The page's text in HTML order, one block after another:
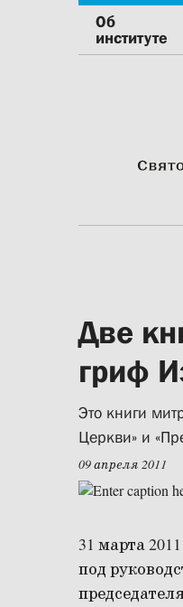
Об
институте
Две
гриф
Это книги
Церкви» и
09 апреля 2011
31 марта
под